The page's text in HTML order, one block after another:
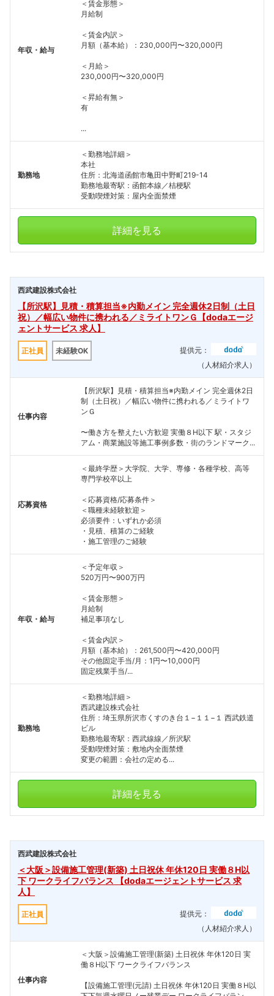
年収・給与
＜賃金形態＞
月給制
＜賃金内訳＞
月額（基本給）：230,000円〜320,000円
＜月給＞
230,000円〜320,000円
＜昇給有無＞
有
...
勤務地
＜勤務地詳細＞
本社
住所：北海道函館市亀田中野町219-14
勤務地最寄駅：函館本線／桔梗駅
受動喫煙対策：屋内全面禁煙
詳細を見る
西武建設株式会社
【所沢駅】見積・積算担当※内勤メイン 完全週休2日制（土日
祝）／幅広い物件に携われる／ミライトワンＧ【dodaエージ
ェントサービス 求人】
正社員 未経験OK
提供元：
（人材紹介求人）
仕事内容
【所沢駅】見積・積算担当※内勤メイン 完全週休2日
制（土日祝）／幅広い物件に携われる／ミライトワ
ンＧ
〜働き方を整えたい方歓迎 実働８H以下 駅・スタジ
アム・商業施設等施工事例多数・街のランドマーク...
応募資格
＜最終学歴＞大学院、大学、専修・各種学校、高等
専門学校卒以上
＜応募資格/応募条件＞
＜職種未経験歓迎＞
必須要件：いずれか必須
・見積、積算のご経験
・施工管理のご経験
年収・給与
＜予定年収＞
520万円〜900万円
＜賃金形態＞
月給制
補足事項なし
＜賃金内訳＞
月額（基本給）：261,500円〜420,000円
その他固定手当/月：1円〜10,000円
固定残業手当/...
勤務地
＜勤務地詳細＞
西武建設株式会社
住所：埼玉県所沢市くすのき台１−１１−１ 西武鉄道
ビル
勤務地最寄駅：西武線線／所沢駅
受動喫煙対策：敷地内全面禁煙
変更の範囲：会社の定める...
詳細を見る
西武建設株式会社
＜大阪＞設備施工管理(新築) 土日祝休 年休120日 実働８H以
下 ワークライフバランス 【dodaエージェントサービス 求
人】
正社員
提供元：
（人材紹介求人）
仕事内容
＜大阪＞設備施工管理(新築) 土日祝休 年休120日 実
働８H以下 ワークライフバランス
【設備施工管理(元請) 土日祝休 年休120日 実働８H以